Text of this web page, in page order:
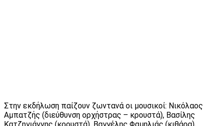
Στην εκδήλωση παίζουν ζωντανά οι μουσικοί: Νικόλαος
Αμπατζής (διεύθυνση ορχήστρας – κρουστά), Βασίλης